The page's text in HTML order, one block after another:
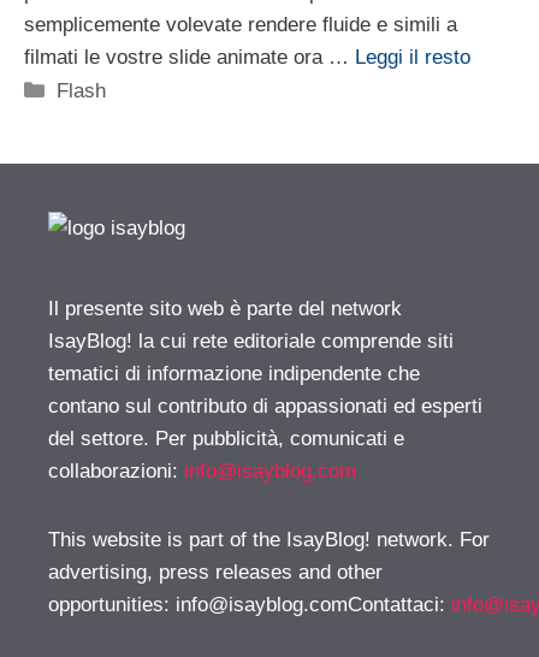
semplicemente volevate rendere fluide e simili a
filmati le vostre slide animate ora … Leggi il resto
Categorie
Flash
Il presente sito web è parte del network
IsayBlog! la cui rete editoriale comprende siti
tematici di informazione indipendente che
contano sul contributo di appassionati ed esperti
del settore. Per pubblicità, comunicati e
collaborazioni: info@isayblog.com
This website is part of the IsayBlog! network. For
advertising, press releases and other
opportunities: info@isayblog.comContattaci: